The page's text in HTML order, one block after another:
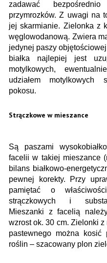
zadawać
przymrozków. Z uwagi na
jej skarmianie. Zielonka z
węglowodanową. Zwiera
jedynej paszy
białka najlepiej jest
motylkowych,
udziałem motylkowych
pokosu.
Strączkowe w mieszance
Są paszami
facelii w takiej mieszance
bilans białkowo-
pewnej korekty. Przy
pamiętać o
strączkowych i
Mieszanki z facelią
wzrost ok. 30 cm. Zielonki z
pastewnego można
roślin – szacowany plon